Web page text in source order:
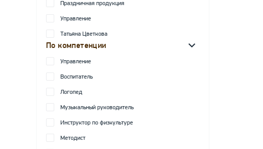
Праздничная продукция
Управление
Татьяна Цветкова
По компетенции
Управление
Воспитатель
Логопед
Музыкальный руководитель
Инструктор по физкультуре
Методист